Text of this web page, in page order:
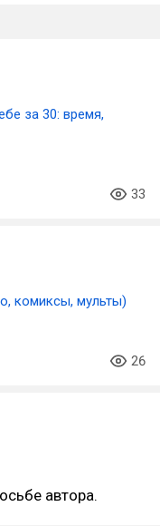
за 30: время,
33
комиксы, мульты)
26
автора.